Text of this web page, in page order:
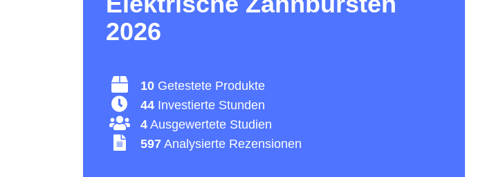
2026
10 Getestete Produkte
44 Investierte Stunden
4 Ausgewertete Studien
597 Analysierte Rezensionen